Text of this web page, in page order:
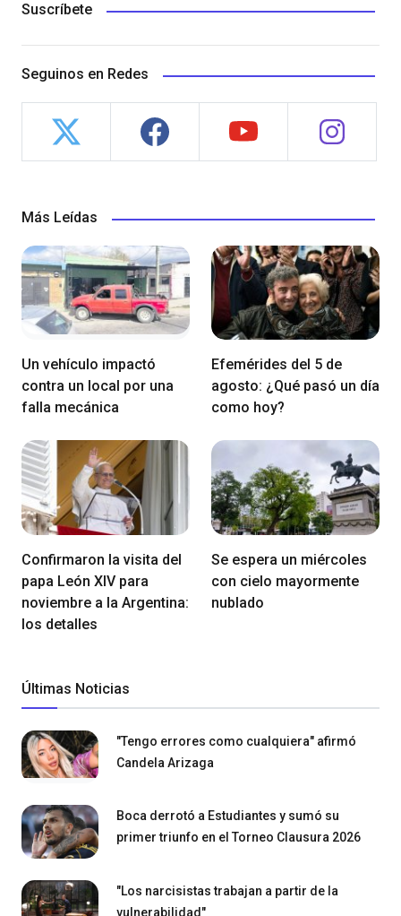
Suscríbete
Seguinos en Redes
Más Leídas
Un vehículo impactó
contra un local por una
falla mecánica
Efemérides del 5 de
agosto: ¿Qué pasó un día
como hoy?
Confirmaron la visita del
papa León XIV para
noviembre a la Argentina:
los detalles
Se espera un miércoles
con cielo mayormente
nublado
Últimas Noticias
"Tengo errores como cualquiera" afirmó
Candela Arizaga
Boca derrotó a Estudiantes y sumó su
primer triunfo en el Torneo Clausura 2026
"Los narcisistas trabajan a partir de la
vulnerabilidad"